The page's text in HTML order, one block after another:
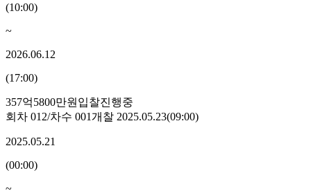
(10:00)
~
2026.06.12
(17:00)
357억5800만원 입찰진행중
회차 012/차수 001개찰 2025.05.23(09:00)
2025.05.21
(00:00)
~